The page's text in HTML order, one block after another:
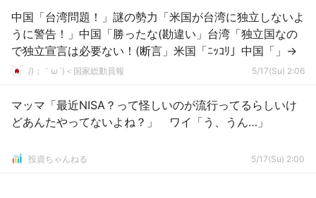
中国「台湾問題！」謎の勢力「米国が台湾に独立しないよ
うに警告！」中国「勝ったな(勘違い」台湾「独立国なの
で独立宣言は必要ない！(断言」米国「ﾆｯｺﾘ」中国「」→
/)；｀ω´)＜国家総動員報 5/17(Su) 2:06
マッマ「最近NISA？って怪しいのが流行ってるらしいけ
どあんたやってないよね？」 ワイ「う、うん…」
投資ちゃんねる 5/17(Su) 2:00